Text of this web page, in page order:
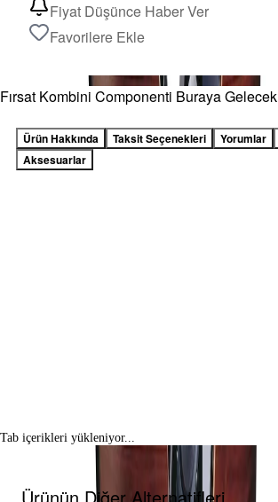
Fiyat Düşünce Haber Ver
Favorilere Ekle
Fırsat Kombini Componenti Buraya Gelecek
Ürün Hakkında Taksit Seçenekleri Yorumlar
Aksesuarlar
Tab içerikleri yükleniyor...